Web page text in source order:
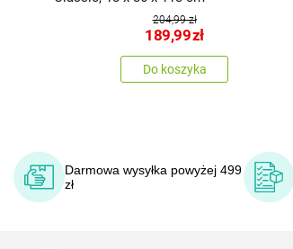
204,99 zł
189,99zł
Do koszyka
Darmowa wysyłka powyżej 499
zł